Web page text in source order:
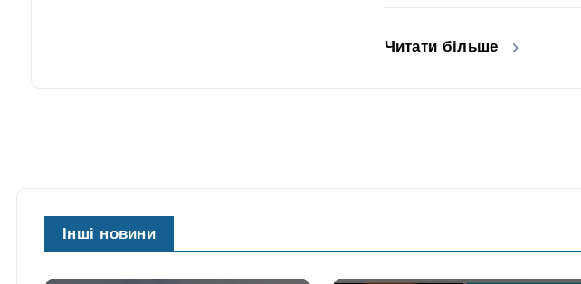
Читати більше
Інші новини